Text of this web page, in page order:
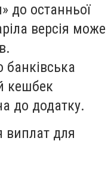
до останньої
версія може
банківська
кешбек
до додатку.
виплат для